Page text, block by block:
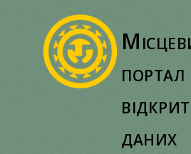
портал
даних